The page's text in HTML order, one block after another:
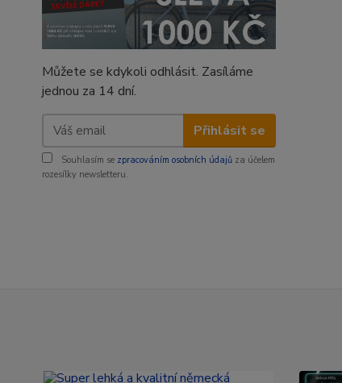
Můžete se kdykoli odhlásit. Zasíláme
jednou za 14 dní.
Přihlásit se
Souhlasím se zpracováním osobních údajů za účelem
rozesílky newsletteru.